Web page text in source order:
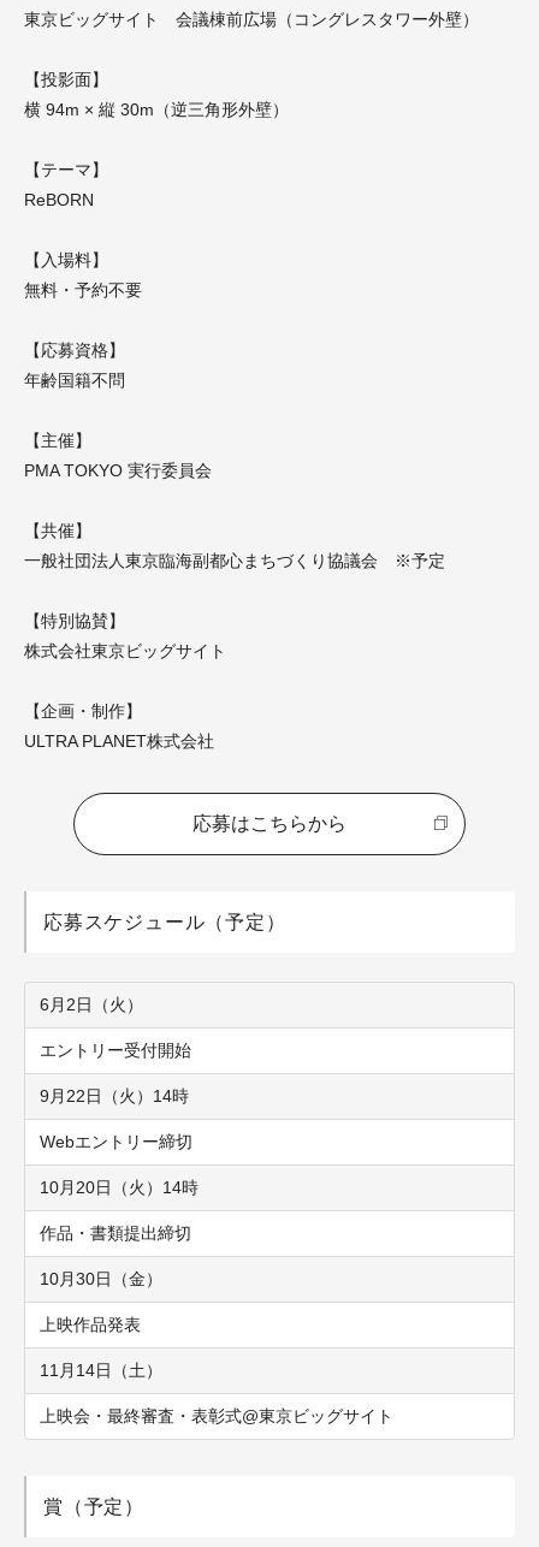
東京ビッグサイト 会議棟前広場（コングレスタワー外壁）
【投影面】
横 94m × 縦 30m（逆三角形外壁）
【テーマ】
ReBORN
【入場料】
無料・予約不要
【応募資格】
年齢国籍不問
【主催】
PMA TOKYO 実行委員会
【共催】
一般社団法人東京臨海副都心まちづくり協議会 ※予定
【特別協賛】
株式会社東京ビッグサイト
【企画・制作】
ULTRA PLANET株式会社
応募はこちらから
応募スケジュール（予定）
6月2日（火）
エントリー受付開始
9月22日（火）14時
Webエントリー締切
10月20日（火）14時
作品・書類提出締切
10月30日（金）
上映作品発表
11月14日（土）
上映会・最終審査・表彰式@東京ビッグサイト
賞（予定）